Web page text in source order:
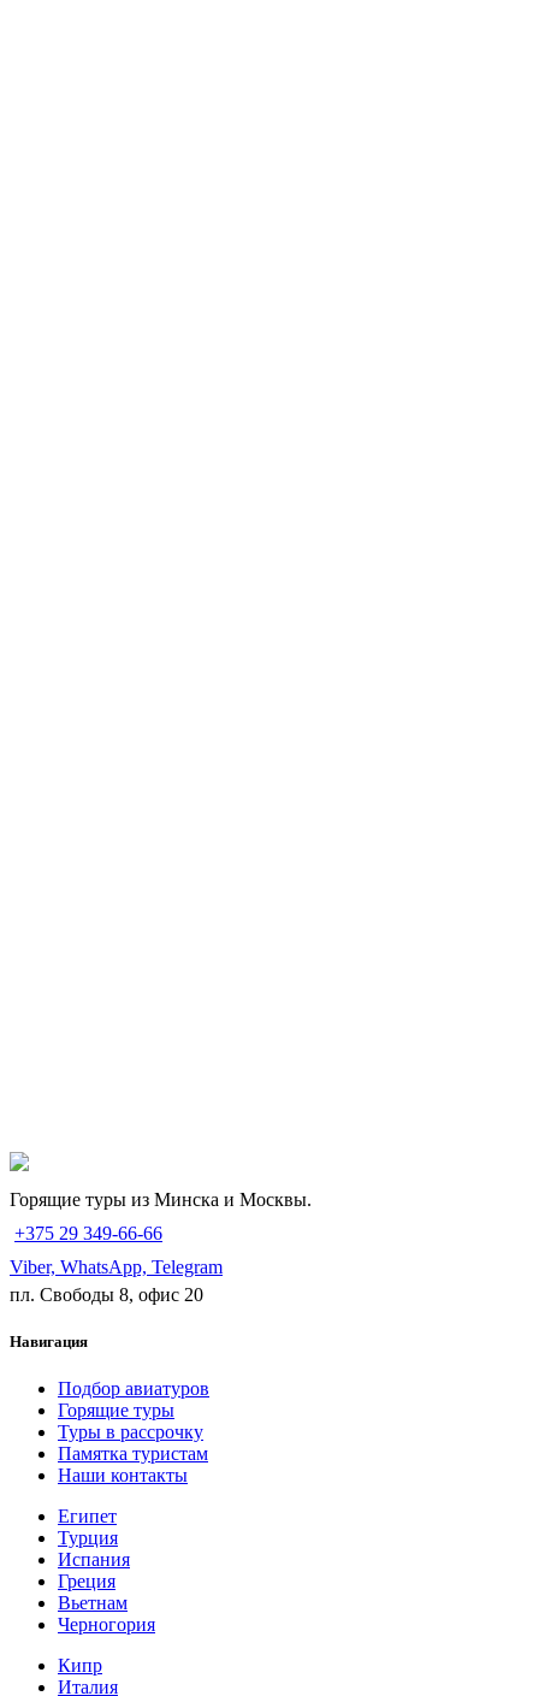
Горящие туры из Минска и Москвы.
+375 29 349-66-66
Viber, WhatsApp, Telegram
пл. Свободы 8, офис 20
Навигация
Подбор авиатуров
Горящие туры
Туры в рассрочку
Памятка туристам
Наши контакты
Египет
Турция
Испания
Греция
Вьетнам
Черногория
Кипр
Италия